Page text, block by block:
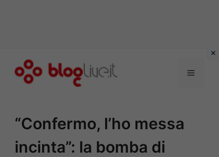
Menu
“Confermo, l’ho messa
incinta”: la bomba di